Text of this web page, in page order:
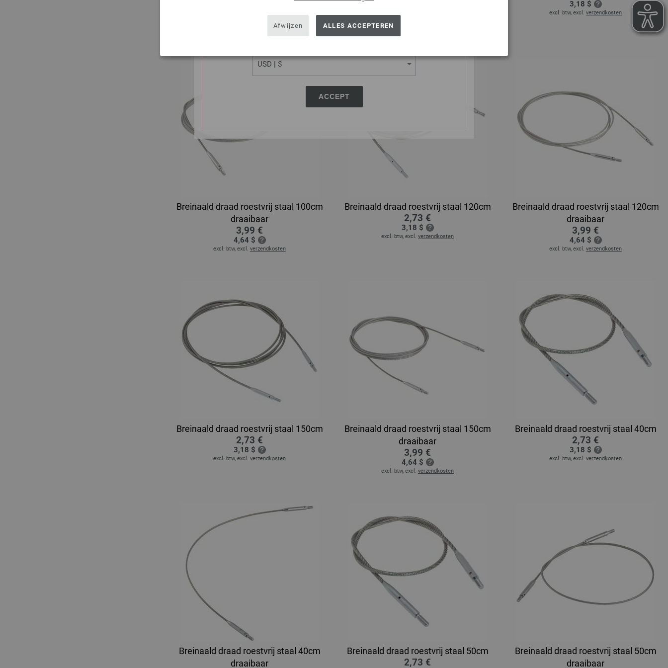
SHIPPING TO
USA - The United States of America
ACCEPT
Afwijzen ALLES ACCEPTEREN
verzendkosten
3,18 $
excl. btw, excl. verzendkosten
Breinaald draad roestvrij staal 100cm
draaibaar
3,99 €
4,64 $
excl. btw, excl. verzendkosten
Breinaald draad roestvrij staal 120cm
2,73 €
3,18 $
excl. btw, excl. verzendkosten
Breinaald draad roestvrij staal 120cm
draaibaar
3,99 €
4,64 $
excl. btw, excl. verzendkosten
Breinaald draad roestvrij staal 150cm
2,73 €
3,18 $
excl. btw, excl. verzendkosten
Breinaald draad roestvrij staal 150cm
draaibaar
3,99 €
4,64 $
excl. btw, excl. verzendkosten
Breinaald draad roestvrij staal 40cm
2,73 €
3,18 $
excl. btw, excl. verzendkosten
Breinaald draad roestvrij staal 40cm
draaibaar
Breinaald draad roestvrij staal 50cm
2,73 €
Breinaald draad roestvrij staal 50cm
draaibaar